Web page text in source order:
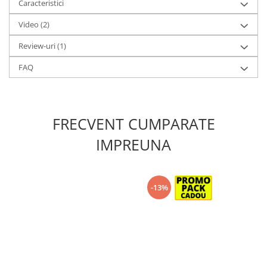
Caracteristici
Video (2)
Review-uri(1)
FAQ
FRECVENT CUMPARATE
IMPREUNA
-13%